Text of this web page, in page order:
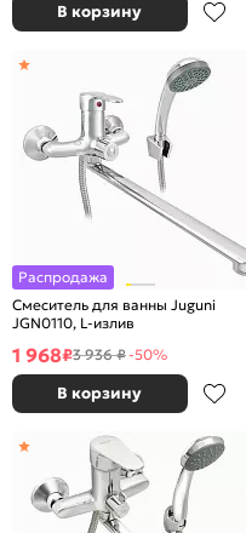
В корзину
Распродажа
Смеситель для ванны Juguni
JGN0110, L-излив
1 968₽3 936 ₽-50%
В корзину